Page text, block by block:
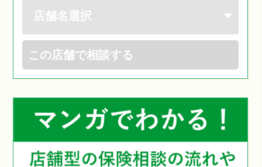
この店舗で相談する